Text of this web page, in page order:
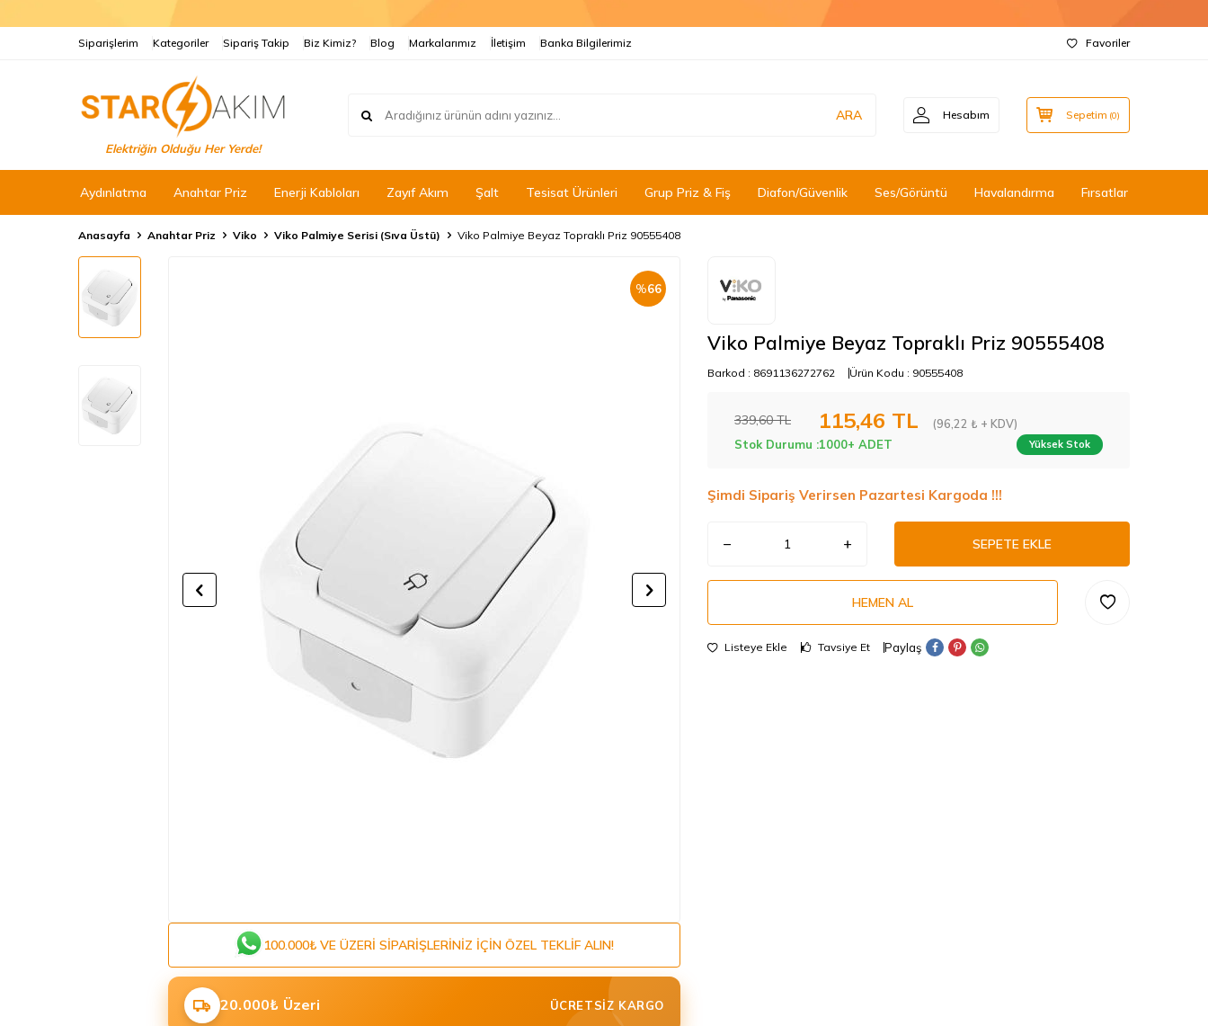
Siparişlerim Kategoriler Sipariş Takip Biz Kimiz? Blog Markalarımız İletişim Banka Bilgilerimiz Favoriler
Elektriğin Olduğu Her Yerde!
ARA Hesabım Sepetim (0)
Aydınlatma Anahtar Priz Enerji Kabloları Zayıf Akım Şalt Tesisat Ürünleri Grup Priz & Fiş Diafon/Güvenlik Ses/Görüntü Havalandırma Fırsatlar
Anasayfa Anahtar Priz Viko Viko Palmiye Serisi (Sıva Üstü) Viko Palmiye Beyaz Topraklı Priz 90555408
%66
100.000₺ VE ÜZERI SIPARIŞLERINIZ IÇIN ÖZEL TEKLIF ALIN!
20.000₺ Üzeri ÜCRETSIZ KARGO
Viko Palmiye Beyaz Topraklı Priz 90555408
Barkod : 8691136272762 Ürün Kodu : 90555408
339,60TL 115,46 TL
(96,22 ₺ + KDV)
Stok Durumu :1000+ ADET Yüksek Stok
Şimdi Sipariş Verirsen Pazartesi Kargoda !!!
SEPETE EKLE
HEMEN AL
Listeye Ekle Tavsiye Et Paylaş